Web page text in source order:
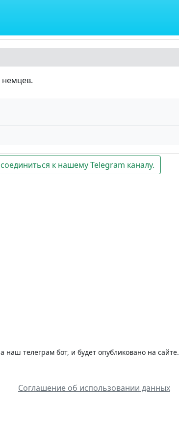
к нашему Telegram каналу.
телеграм бот, и будет опубликовано на сайте.
Соглашение об использовании данных